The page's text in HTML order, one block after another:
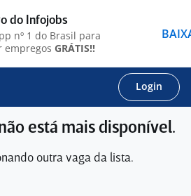
Login
está mais disponível.
outra vaga da lista.
do Infojobs
nº 1 do Brasil para
empregos GRÁTIS!!